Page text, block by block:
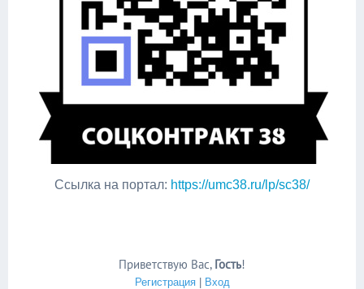
Ссылка на портал: https://umc38.ru/lp/sc38/
Приветствую Вас, Гость!
Регистрация| Вход